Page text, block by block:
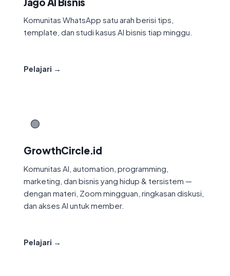
Komunitas WhatsApp satu arah berisi tips,
template, dan studi kasus AI bisnis tiap minggu.
Pelajari →
🟢
GrowthCircle.id
Komunitas AI, automation, programming,
marketing, dan bisnis yang hidup & tersistem —
dengan materi, Zoom mingguan, ringkasan diskusi,
dan akses AI untuk member.
Pelajari →